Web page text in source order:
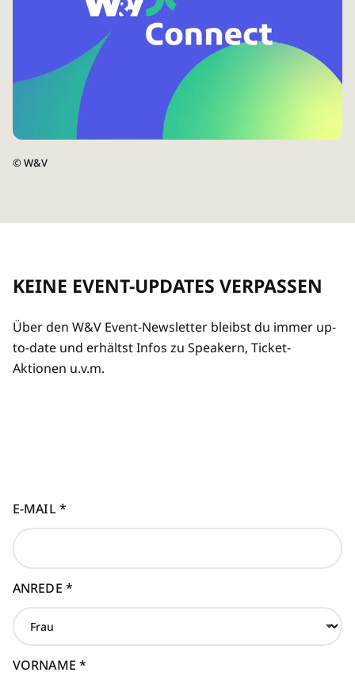
©W&V
KEINE EVENT-UPDATES VERPASSEN
Über den W&V Event-Newsletter bleibst du immer up-
to-date und erhältst Infos zu Speakern, Ticket-
Aktionen u.v.m.
E-MAIL*
ANREDE *
VORNAME *